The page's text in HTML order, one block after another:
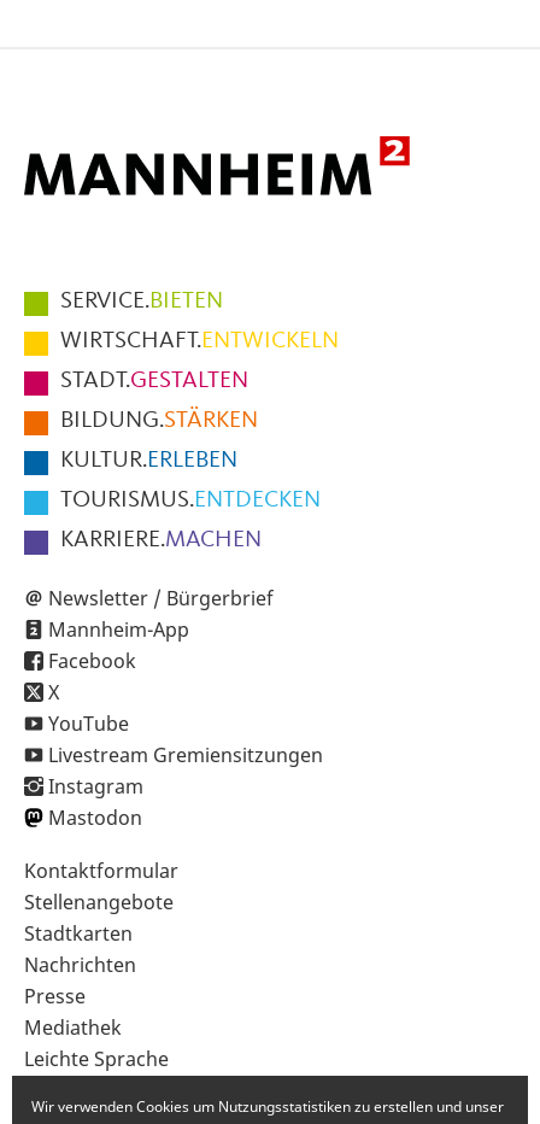
Hauptmenüpunkte
im
Fußbereich
der
Seite
SERVICE.BIETEN
WIRTSCHAFT.ENTWICKELN
STADT.GESTALTEN
BILDUNG.STÄRKEN
KULTUR.ERLEBEN
TOURISMUS.ENTDECKEN
KARRIERE.MACHEN
Newsletter / Bürgerbrief
Mannheim-App
Facebook
X
YouTube
Livestream Gremiensitzungen
Instagram
Mastodon
Sekundärnavigation
im
Fußbereich
Kontaktformular
Stellenangebote
Stadtkarten
Nachrichten
Presse
Mediathek
Leichte Sprache
Wir verwenden Cookies um Nutzungsstatistiken zu erstellen und unser